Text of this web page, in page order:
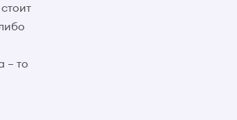
– то